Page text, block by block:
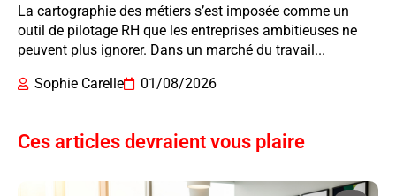
La cartographie des métiers s’est imposée comme un
outil de pilotage RH que les entreprises ambitieuses ne
peuvent plus ignorer. Dans un marché du travail...
Sophie Carelle
01/08/2026
Ces articles devraient vous plaire